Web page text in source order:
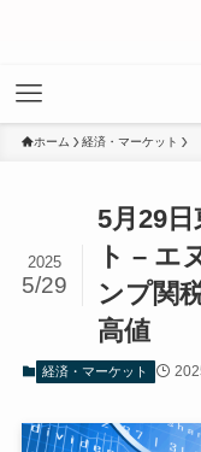
ホーム 経済・マーケット
5月29
ト – エ
ンプ関
高値
2025
5/29
経済・マーケット